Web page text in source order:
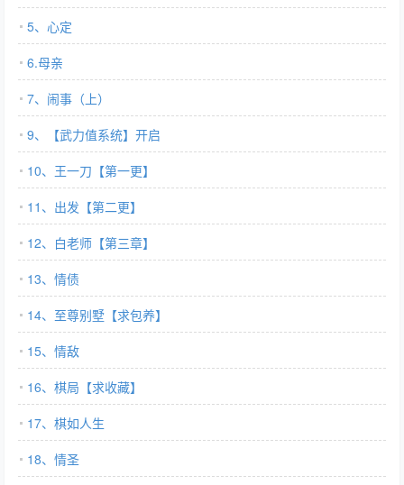
5、心定
6.母亲
7、闹事（上）
9、【武力值系统】开启
10、王一刀【第一更】
11、出发【第二更】
12、白老师【第三章】
13、情债
14、至尊别墅【求包养】
15、情敌
16、棋局【求收藏】
17、棋如人生
18、情圣